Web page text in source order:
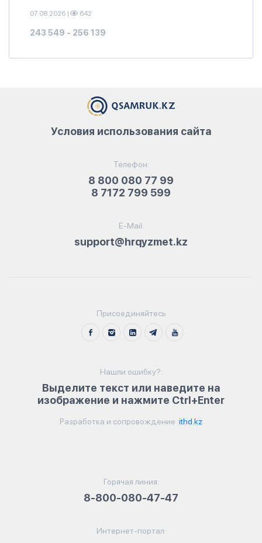
07.08.2026 | 642
243 549 - 256 139
Телефон:
8 800 080 77 99
8 7172 799 599
E-Mail:
support@hrqyzmet.kz
Условия использования сайта
Присоединяйтесь
Нашли ошибку?:
Выделите текст или наведите на
изображение и нажмите Ctrl+Enter
Разработка и сопровождение ithd.kz
Горячая линия:
8-800-080-47-47
Интернет-портал: